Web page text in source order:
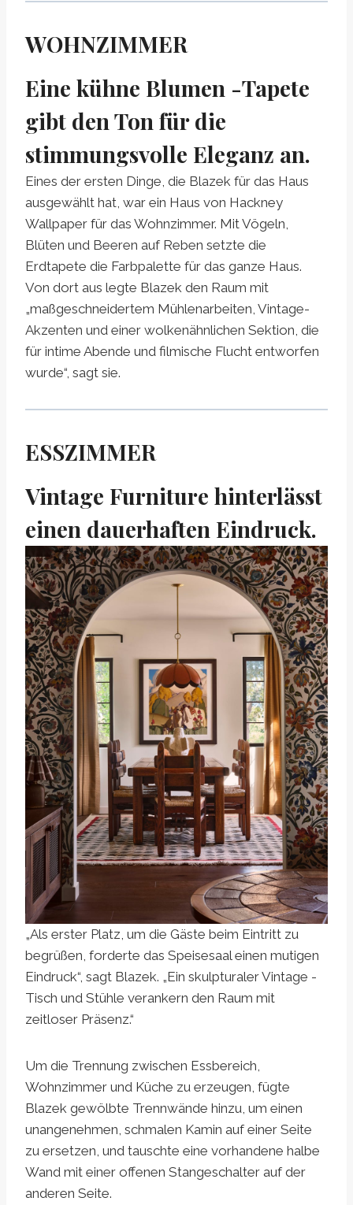
WOHNZIMMER
Eine kühne Blumen -Tapete
gibt den Ton für die
stimmungsvolle Eleganz an.
Eines der ersten Dinge, die Blazek für das Haus
ausgewählt hat, war ein Haus von Hackney
Wallpaper für das Wohnzimmer. Mit Vögeln,
Blüten und Beeren auf Reben setzte die
Erdtapete die Farbpalette für das ganze Haus.
Von dort aus legte Blazek den Raum mit
„maßgeschneidertem Mühlenarbeiten, Vintage-
Akzenten und einer wolkenähnlichen Sektion, die
für intime Abende und filmische Flucht entworfen
wurde“, sagt sie.
ESSZIMMER
Vintage Furniture hinterlässt
einen dauerhaften Eindruck.
„Als erster Platz, um die Gäste beim Eintritt zu
begrüßen, forderte das Speisesaal einen mutigen
Eindruck“, sagt Blazek. „Ein skulpturaler Vintage -
Tisch und Stühle verankern den Raum mit
zeitloser Präsenz.“
Um die Trennung zwischen Essbereich,
Wohnzimmer und Küche zu erzeugen, fügte
Blazek gewölbte Trennwände hinzu, um einen
unangenehmen, schmalen Kamin auf einer Seite
zu ersetzen, und tauschte eine vorhandene halbe
Wand mit einer offenen Stangeschalter auf der
anderen Seite.